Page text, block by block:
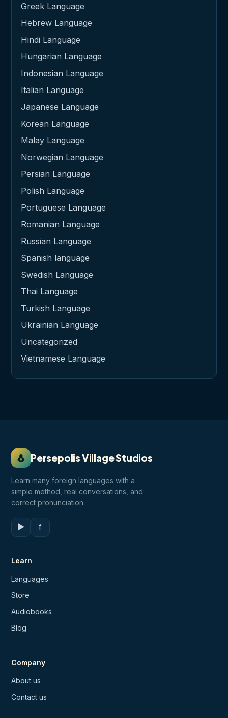
Greek Language
Hebrew Language
Hindi Language
Hungarian Language
Indonesian Language
Italian Language
Japanese Language
Korean Language
Malay Language
Norwegian Language
Persian Language
Polish Language
Portuguese Language
Romanian Language
Russian Language
Spanish language
Swedish Language
Thai Language
Turkish Language
Ukrainian Language
Uncategorized
Vietnamese Language
🐧 Persepolis Village Studios
Learn many foreign languages with a
simple method, real conversations, and
correct pronunciation.
▶ f
Learn
Languages
Store
Audiobooks
Blog
Company
About us
Contact us